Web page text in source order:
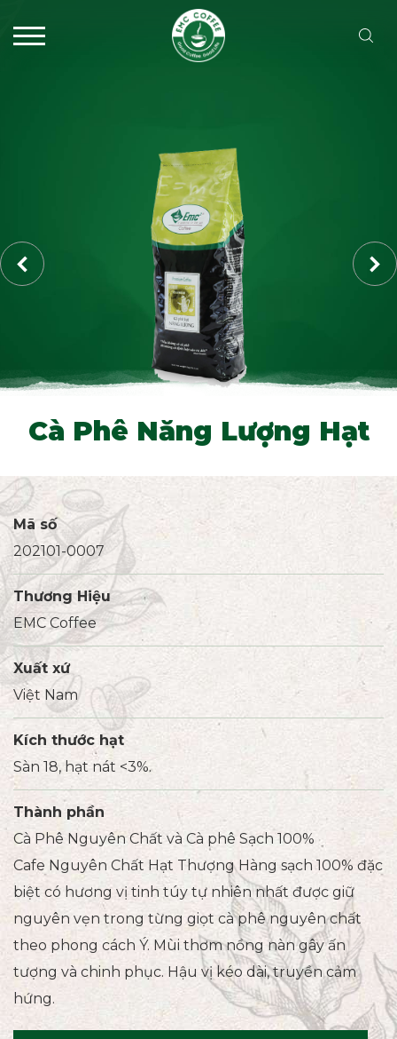
Cà Phê Năng Lượng Hạt
Mã số
202101-0007
Thương Hiệu
EMC Coffee
Xuất xứ
Việt Nam
Kích thước hạt
Sàn 18, hạt nát <3%.
Thành phần
Cà Phê Nguyên Chất và Cà phê Sạch 100%
Cafe Nguyên Chất Hạt Thượng Hàng sạch 100% đặc
biệt có hương vị tinh túy tự nhiên nhất được giữ
nguyên vẹn trong từng giọt cà phê nguyên chất
theo phong cách Ý. Mùi thơm nồng nàn gây ấn
tượng và chinh phục. Hậu vị kéo dài, truyền cảm
hứng.